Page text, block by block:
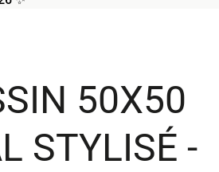
50X50
STYLISÉ -